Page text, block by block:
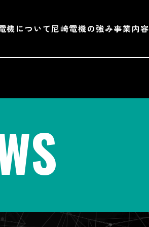
機について尼崎電機の強み事業内容